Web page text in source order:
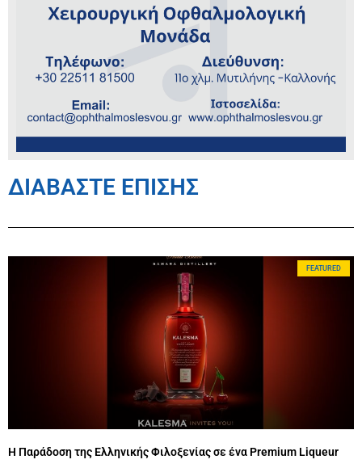
ΔΙΑΒΑΣΤΕ ΕΠΙΣΗΣ
FEATURED
Η Παράδοση της Ελληνικής Φιλοξενίας σε ένα Premium Liqueur